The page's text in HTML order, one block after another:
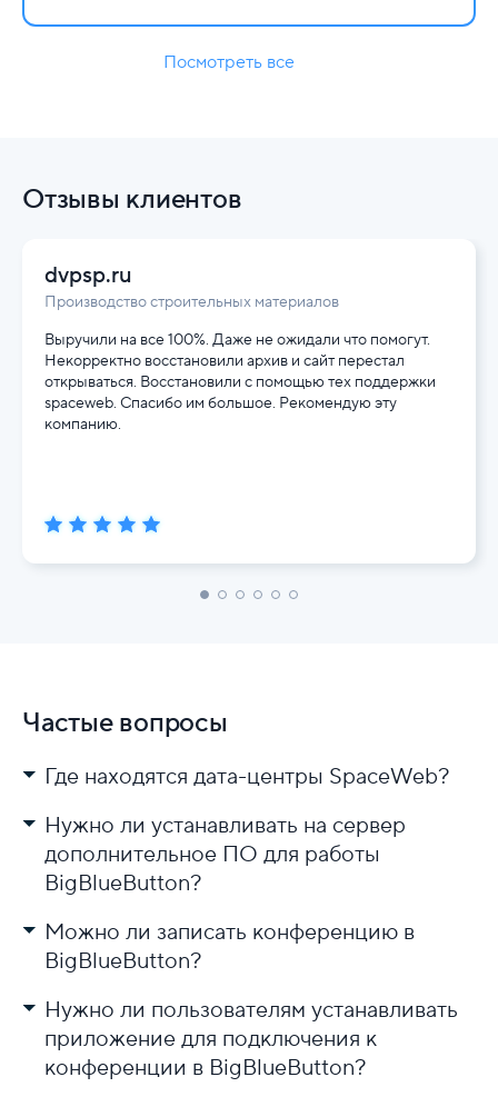
Посмотреть все
Отзывы клиентов
dvpsp.ru
Производство строительных материалов
Выручили на все 100%. Даже не ожидали что помогут.
Некорректно восстановили архив и сайт перестал
открываться. Восстановили с помощью тех поддержки
spaceweb. Спасибо им большое. Рекомендую эту
компанию.
Частые вопросы
Где находятся дата-центры SpaceWeb?
Нужно ли устанавливать на сервер
дополнительное ПО для работы
BigBlueButton?
Можно ли записать конференцию в
BigBlueButton?
Нужно ли пользователям устанавливать
приложение для подключения к
конференции в BigBlueButton?